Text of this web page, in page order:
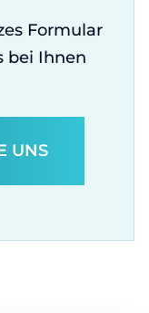
Formular
bei Ihnen
UNS